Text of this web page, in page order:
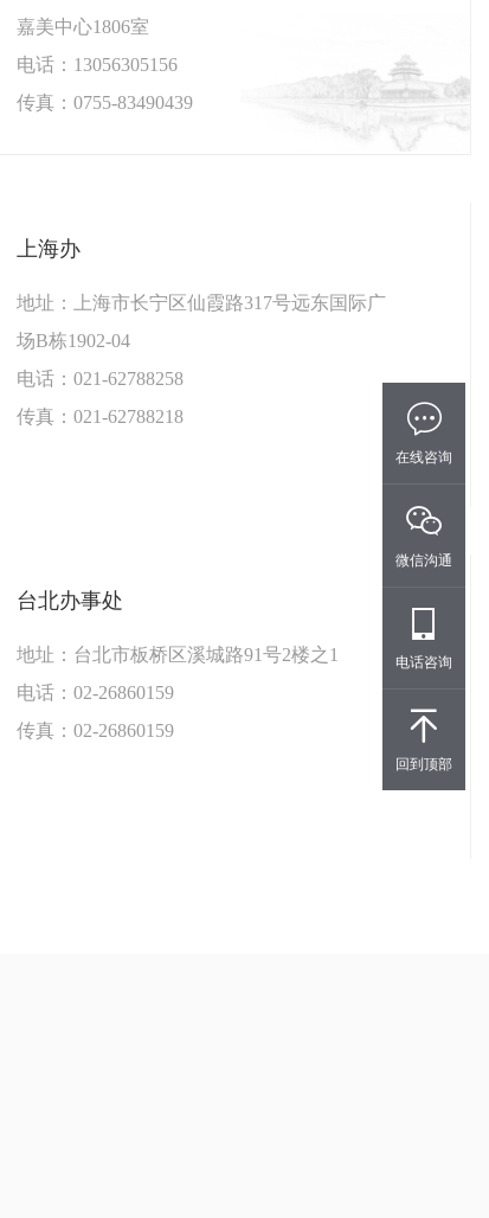
嘉美中心1806室
电话：13056305156
传真：0755-83490439
上海办
地址：上海市长宁区仙霞路317号远东国际广
场B栋1902-04
电话：021-62788258
传真：021-62788218
台北办事处
地址：台北市板桥区溪城路91号2楼之1
电话：02-26860159
传真：02-26860159
在线咨询
微信沟通
电话咨询
回到顶部